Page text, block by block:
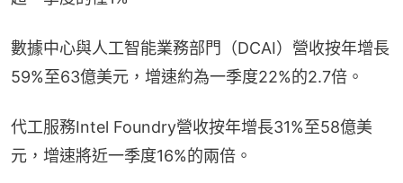
數據中心與人工智能業務部門（DCAI）營收按年增長
59%至63億美元，增速約為一季度22%的2.7倍。
代工服務Intel Foundry營收按年增長31%至58億美
元，增速將近一季度16%的兩倍。